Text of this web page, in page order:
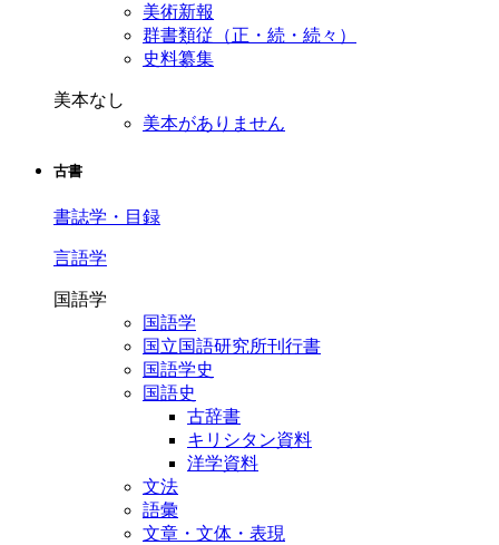
美術新報
群書類従（正・続・続々）
史料纂集
美本なし
美本がありません
古書
書誌学・目録
言語学
国語学
国語学
国立国語研究所刊行書
国語学史
国語史
古辞書
キリシタン資料
洋学資料
文法
語彙
文章・文体・表現